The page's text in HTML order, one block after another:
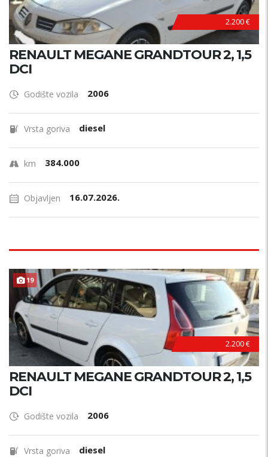
2.200 €
RENAULT MEGANE GRANDTOUR 2, 1,5
DCI
Godište vozila 2006
Vrsta goriva diesel
km 384.000
Objavljen 16.07.2026.
19
2.200 €
RENAULT MEGANE GRANDTOUR 2, 1,5
DCI
Godište vozila 2006
Vrsta goriva diesel